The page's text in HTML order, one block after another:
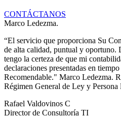
CONTÁCTANOS
Marco Ledezma.
“El servicio que proporciona Su
de alta calidad, puntual y oportuno.
tengo la certeza de que mi
declaraciones presentadas en
Recomendable." Marco Ledezma.
Régimen General de Ley y
Rafael Valdovinos C
Director de Consultoría TI